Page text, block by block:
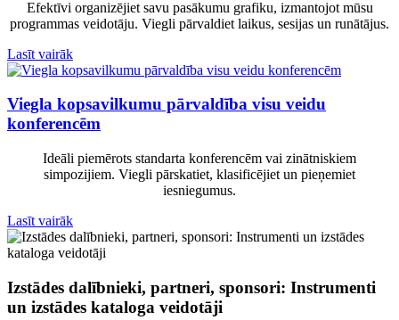
Efektīvi organizējiet savu pasākumu grafiku, izmantojot mūsu
programmas veidotāju. Viegli pārvaldiet laikus, sesijas un runātājus.
Lasīt vairāk
Viegla kopsavilkumu pārvaldība visu veidu
konferencēm
Ideāli piemērots standarta konferencēm vai zinātniskiem
simpozijiem. Viegli pārskatiet, klasificējiet un pieņemiet
iesniegumus.
Lasīt vairāk
Izstādes dalībnieki, partneri, sponsori: Instrumenti
un izstādes kataloga veidotāji